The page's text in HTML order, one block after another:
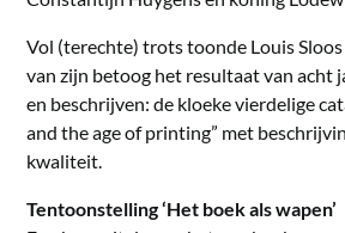
Vol (terechte) trots toonde Louis
van zijn betoog het resultaat van acht
en beschrijven: de kloeke vierdelige
and the age of printing” met
kwaliteit.
Tentoonstelling ‘Het boek als wapen’